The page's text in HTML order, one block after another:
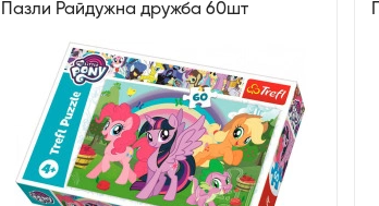
Пазли Райдужна дружба 60шт